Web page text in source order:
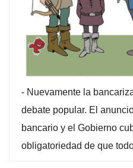
- Nuevamente la
debate popular. El
bancario y el Gobierno
obligatoriedad de que